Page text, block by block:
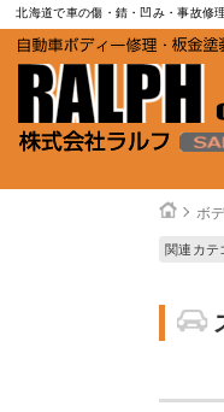
北海道で車の傷・錆・凹み・事故修
ボ
関連カテ